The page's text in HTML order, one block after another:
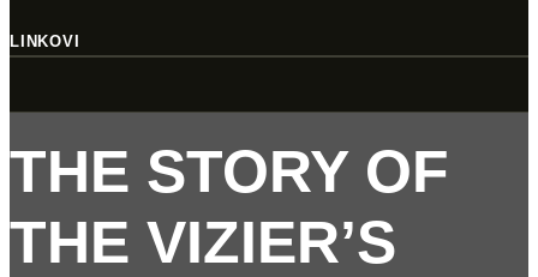
LINKOVI
THE STORY OF
THE VIZIER’S